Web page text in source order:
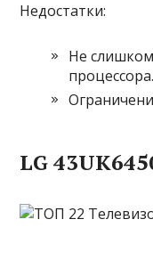
Недостатки:
Не
процессора.
LG